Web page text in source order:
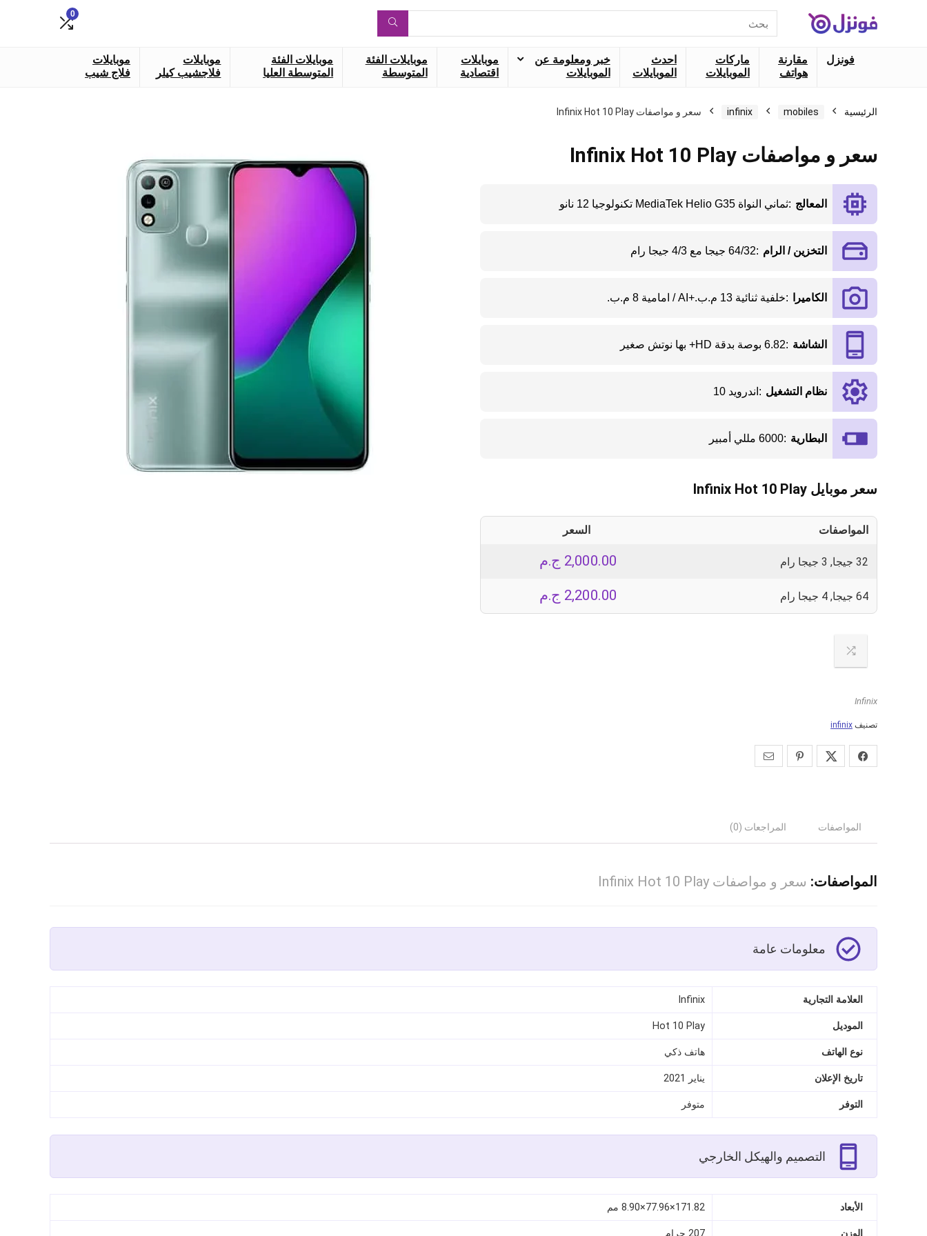
عن:
0
فونزل
مقارنة
هواتف
ماركات
الموبايلات
احدث
الموبايلات
خبر ومعلومة عن
الموبايلات
موبايلات
اقتصادية
موبايلات الفئة
المتوسطة
موبايلات الفئة
المتوسطة العليا
موبايلات
فلاجشيب كيلر
موبايلات
فلاج شيب
الرئيسية mobiles
infinix سعر و مواصفات Infinix Hot 10 Play
سعر و مواصفات Infinix Hot 10 Play
المعالج :ثماني النواة MediaTek Helio G35 تكنولوجيا 12 نانو
التخزين / الرام :64/32 جيجا مع 4/3 جيجا رام
الكاميرا :خلفية ثنائية 13 م.ب.+AI / امامية 8 م.ب.
الشاشة :6.82 بوصة بدقة HD+ بها نوتش صغير
نظام التشغيل : اندرويد 10
البطارية :6000 مللي أمبير
سعر موبايل Infinix Hot 10 Play
المواصفات السعر
32 جيجا, 3 جيجا رام ج.م 2,000.00
64 جيجا, 4 جيجا رام ج.م 2,200.00
Infinix
تصنيف infinix
المواصفات المراجعات (0)
المواصفات: سعر و مواصفات Infinix Hot 10 Play
معلومات عامة
العلامة التجارية Infinix
الموديل Hot 10 Play
نوع الهاتف هاتف ذكي
تاريخ الإعلان يناير 2021
التوفر متوفر
التصميم والهيكل الخارجي
الأبعاد 171.82×77.96×8.90 مم